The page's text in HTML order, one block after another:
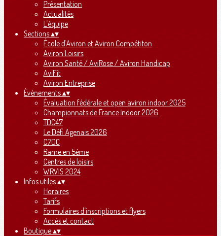
Présentation
Actualités
L'équipe
Sections▴▾
École d'Aviron et Aviron Compétiton
Aviron Loisirs
Aviron Santé / AviRose / Aviron Handicap
AviFit
Aviron Entreprise
Événements▴▾
Évaluation fédérale et open aviron indoor 2025
Championnats de France Indoor 2026
TDC47
Le Défi Agenais 2026
C7DC
Rame en 5ème
Centres de loisirs
WRVIS 2024
Infos utiles▴▾
Horaires
Tarifs
Formulaires d'inscriptions et flyers
Accès et contact
Boutique▴▾